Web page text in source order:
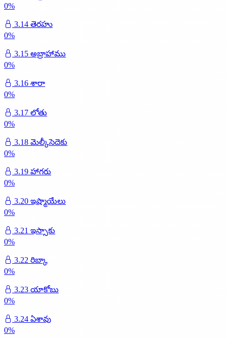
0%
3.14 తెరహు
0%
3.15 అబ్రాహాము
0%
3.16 శారా
0%
3.17 లోతు
0%
3.18 మెల్కీసెదెకు
0%
3.19 హాగరు
0%
3.20 ఇష్మాయేలు
0%
3.21 ఇస్సాకు
0%
3.22 రిబ్కా
0%
3.23 యాకోబు
0%
3.24 ఏశావు
0%